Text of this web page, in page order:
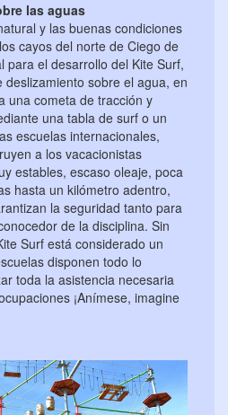
las aguas
y las buenas condiciones
cayos del norte de Ciego de
para el desarrollo del Kite Surf,
sobre el agua, en
una cometa de tracción y
una tabla de surf o un
escuelas internacionales,
a los vacacionistas
estables, escaso oleaje, poca
hasta un kilómetro adentro,
la seguridad tanto para
de la disciplina. Sin
Surf está considerado un
disponen todo lo
toda la asistencia necesaria
¡Anímese, imagine